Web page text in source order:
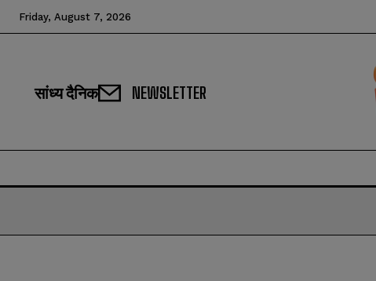
Friday, August 7, 2026
सांध्य दैनिक NEWSLETTER